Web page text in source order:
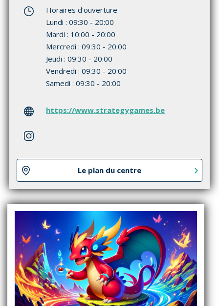
Horaires d'ouverture
Lundi : 09:30 - 20:00
Mardi : 10:00 - 20:00
Mercredi : 09:30 - 20:00
Jeudi : 09:30 - 20:00
Vendredi : 09:30 - 20:00
Samedi : 09:30 - 20:00
https://www.strategygames.be
Le plan du centre